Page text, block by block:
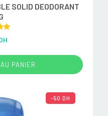
SOLID DEODORANT
5
PANIER
-50 DH